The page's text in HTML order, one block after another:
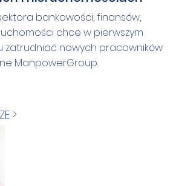
bankowości, finansów,
chce w pierwszym
zatrudniać nowych pracowników
ManpowerGroup.
>